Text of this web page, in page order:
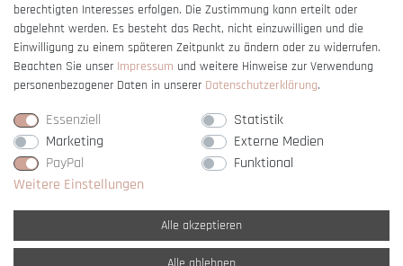
Vertrag widerrufen
berechtigten Interesses erfolgen. Die Zustimmung kann erteilt oder
abgelehnt werden. Es besteht das Recht, nicht einzuwilligen und die
Einwilligung zu einem späteren Zeitpunkt zu ändern oder zu widerrufen.
Beachten Sie unser Impressum und weitere Hinweise zur Verwendung
personenbezogener Daten in unserer Daten­schutz­erklärung.
Essenziell
Statistik
Marketing
Externe Medien
PayPal
Funktional
Weitere Einstellungen
Alle akzeptieren